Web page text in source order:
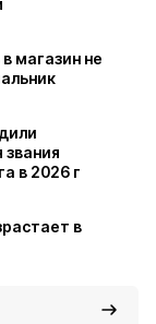
магазин не
звания
в 2026 г
в